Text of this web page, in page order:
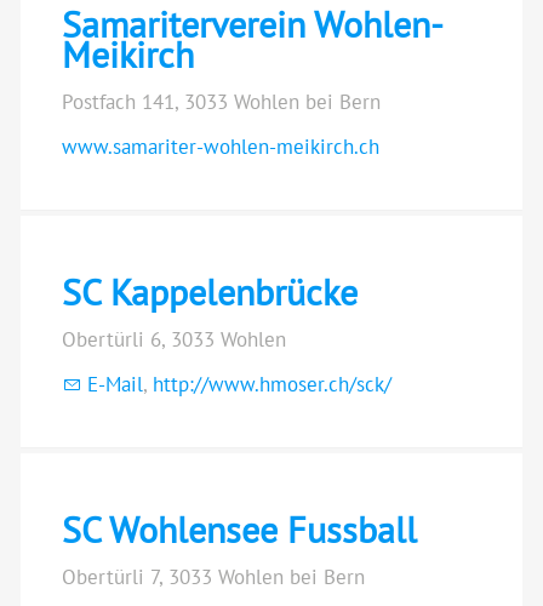
Samariterverein Wohlen-
Meikirch
Postfach 141, 3033 Wohlen bei Bern
www.samariter-wohlen-meikirch.ch
SC Kappelenbrücke
Obertürli 6, 3033 Wohlen
E-Mail, http://www.hmoser.ch/sck/
SC Wohlensee Fussball
Obertürli 7, 3033 Wohlen bei Bern